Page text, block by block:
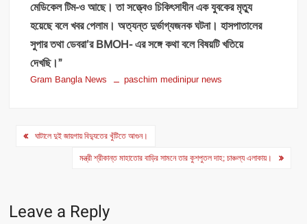
মেডিকেল টিম-ও আছে। তা সত্ত্বেও চিকিৎসাধীন এক যুবকের মৃত্যু
হয়েছে বলে খবর পেলাম। অত্যন্ত দুর্ভাগ্যজনক ঘটনা। হাসপাতালের
সুপার তথা ডেবরা’র BMOH- এর সঙ্গে কথা বলে বিষয়টি খতিয়ে
দেখছি।”
Gram Bangla News paschim medinipur news
Post
navigation
ঘাটালে দুই জায়গায় বিদ্যুতের খুঁটিতে আগুন।
মন্ত্রী শ্রীকান্ত মাহাতোর বাড়ির সামনে তার কুশপুতল দাহ; চাঞ্চল্য এলাকায়।
Leave a Reply